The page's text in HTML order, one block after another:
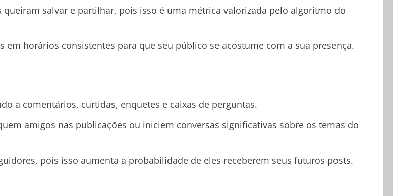
queiram salvar e partilhar, pois isso é uma métrica valorizada pelo algoritmo do
em horários consistentes para que seu público se acostume com a sua presença.
a comentários, curtidas, enquetes e caixas de perguntas.
amigos nas publicações ou iniciem conversas significativas sobre os temas do
pois isso aumenta a probabilidade de eles receberem seus futuros posts.